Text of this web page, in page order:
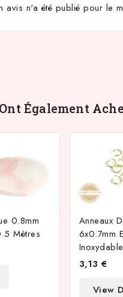
avis n'a été publié pour le
Également
0.8mm
Mètres
Anneaux
6x0.7mm
3,13 €
View